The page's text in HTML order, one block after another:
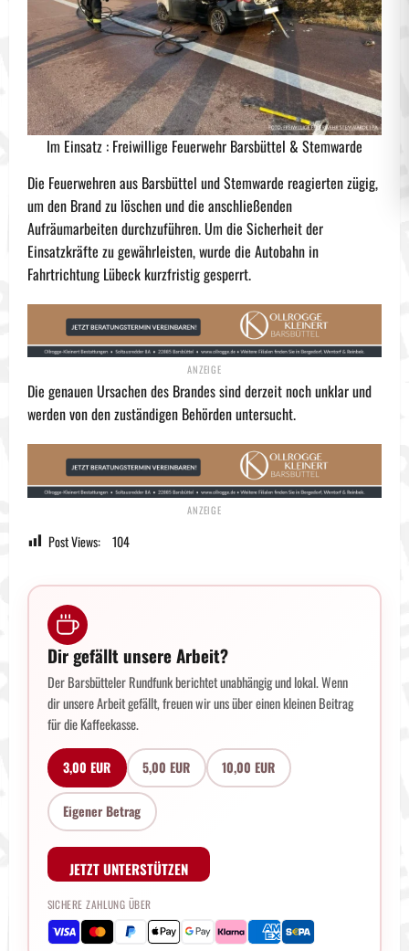
Im Einsatz : Freiwillige Feuerwehr Barsbüttel & Stemwarde
Die Feuerwehren aus Barsbüttel und Stemwarde reagierten zügig,
um den Brand zu löschen und die anschließenden
Aufräumarbeiten durchzuführen. Um die Sicherheit der
Einsatzkräfte zu gewährleisten, wurde die Autobahn in
Fahrtrichtung Lübeck kurzfristig gesperrt.
Die genauen Ursachen des Brandes sind derzeit noch unklar und
werden von den zuständigen Behörden untersucht.
Post Views: 104
Dir gefällt unsere Arbeit?
Der Barsbütteler Rundfunk berichtet unabhängig und lokal. Wenn
dir unsere Arbeit gefällt, freuen wir uns über einen kleinen Beitrag
für die Kaffeekasse.
3,00 EUR 5,00 EUR 10,00 EUR
Eigener Betrag
JETZT UNTERSTÜTZEN
SICHERE ZAHLUNG ÜBER